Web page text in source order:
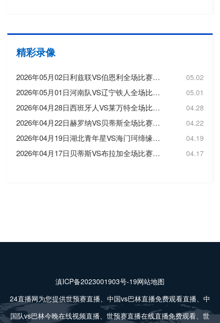
精彩录像
2026年05月02日利兹联VS伯恩利全场比赛录像回放 05.02
2026年05月01日河南队VS辽宁铁人全场比赛录像回放 05.01
2026年04月28日西班牙人VS莱万特全场比赛录像回放 04.28
2026年04月22日赫罗纳VS贝蒂斯全场比赛录像回放 04.22
2026年04月19日湖北青年星VS海门珂缔缘全场比赛录像回放 04.19
2026年04月17日贝蒂斯VS布拉加全场比赛录像回放 04.17
滇ICP备2023001903号-19网站地图
24直播网为您提供世预赛直播、中国vs巴林直播免费观看直播、中
国队vs巴林今晚在线视频直播、世预赛直播在线直播免费观看、世